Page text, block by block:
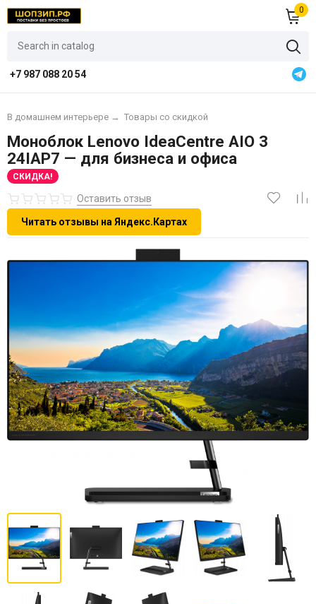
0
+7 987 088 20 54
В домашнем интерьере → Товары со скидкой
Моноблок Lenovo IdeaCentre AIO 3
24IAP7 — для бизнеса и офиса
СКИДКА!
Оставить отзыв
Читать отзывы на Яндекс.Картах